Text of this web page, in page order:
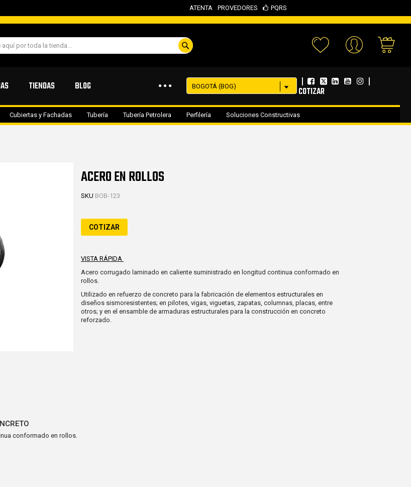
ATENTA PROVEDORES PQRS
Your
TIENDAS BLOG | |
COTIZAR
Cubiertas y Fachadas Tubería Tubería Petrolera Perfilería Soluciones Constructivas
ACERO EN ROLLOS
SKU BOB-123
COTIZAR
VISTA RÁPIDA
Acero corrugado laminado en caliente suministrado en longitud continua conformado en
rollos.
Utilizado en refuerzo de concreto para la fabricación de elementos estructurales en
diseños sismoresistentes; en pilotes, vigas, viguetas, zapatas, columnas, placas, entre
otros; y en el ensamble de armaduras estructurales para la construcción en concreto
reforzado.
conformado en rollos.